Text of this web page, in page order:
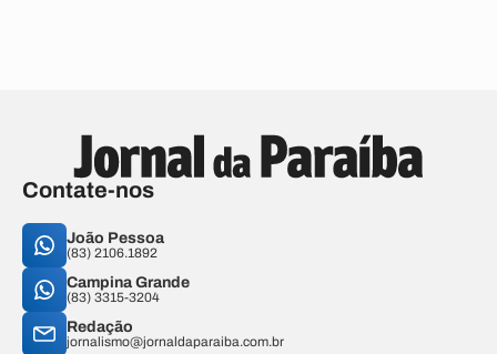
Contate-nos
João Pessoa
(83) 2106.1892
Campina Grande
(83) 3315-3204
Redação
jornalismo@jornaldaparaiba.com.br